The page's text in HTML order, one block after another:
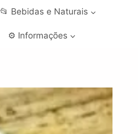
📂 Bebidas e Naturais
⚙️ Informações